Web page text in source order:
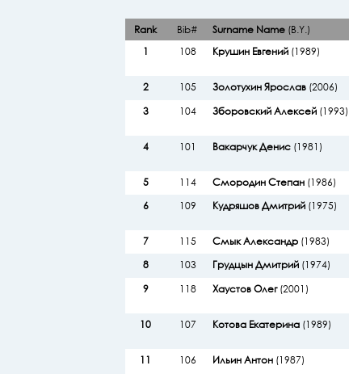
Rank Bib# Surname Name (B.Y.)
1
108 Крушин Евгений (1989)
2 105 Золотухин Ярослав (2006)
3
104 Зборовский Алексей (1993)
4 101 Вакарчук Денис (1981)
5 114 Смородин Степан (1986)
6
109 Кудряшов Дмитрий (1975)
7 115 Смык Александр (1983)
8
103 Грудцын Дмитрий (1974)
9
118 Хаустов Олег(2001)
10 107 Котова Екатерина (1989)
11 106 Ильин Антон (1987)